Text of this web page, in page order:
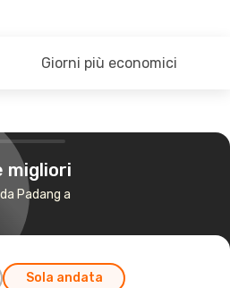
Giorni più economici
migliori
Padang a
Sola andata